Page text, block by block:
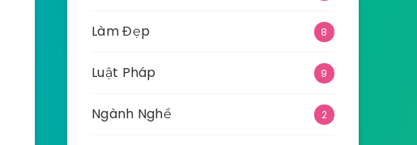
Làm Đẹp 8
Luật Pháp 9
Ngành Nghề 2